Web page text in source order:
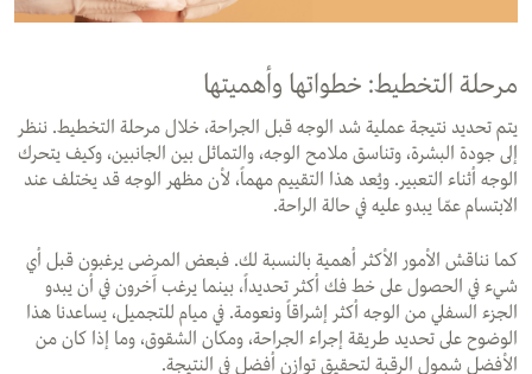
مرحلة التخطيط: خطواتها وأهميتها
يتم تحديد نتيجة عملية شد الوجه قبل الجراحة، خلال مرحلة التخطيط. ننظر
إلى جودة البشرة، وتناسق ملامح الوجه، والتماثل بين الجانبين، وكيف يتحرك
الوجه أثناء التعبير. ويُعد هذا التقييم مهماً، لأن مظهر الوجه قد يختلف عند
الابتسام عمّا يبدو عليه في حالة الراحة.
كما نناقش الأمور الأكثر أهمية بالنسبة لك. فبعض المرضى يرغبون قبل أي
شيء في الحصول على خط فك أكثر تحديداً، بينما يرغب آخرون في أن يبدو
الجزء السفلي من الوجه أكثر إشراقاً ونعومة. في ميام للتجميل، يساعدنا هذا
الوضوح على تحديد طريقة إجراء الجراحة، ومكان الشقوق، وما إذا كان من
الأفضل شمول الرقبة لتحقيق توازن أفضل في النتيجة.